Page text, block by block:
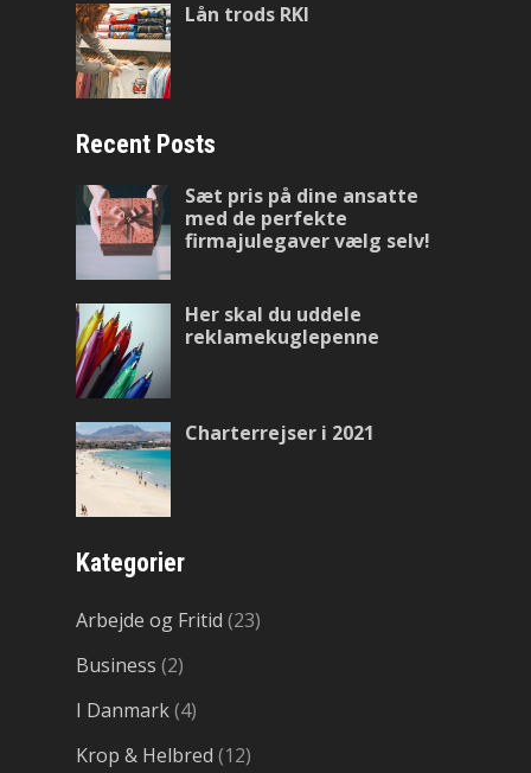
Lån trods RKI
Recent Posts
Sæt pris på dine ansatte
med de perfekte
firmajulegaver vælg selv!
Her skal du uddele
reklamekuglepenne
Charterrejser i 2021
Kategorier
Arbejde og Fritid (23)
Business (2)
I Danmark(4)
Krop & Helbred (12)